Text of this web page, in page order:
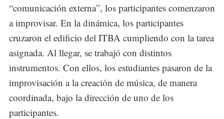
“comunicación externa”, los participantes comenzaron
a improvisar. En la dinámica, los participantes
cruzaron el edificio del ITBA cumpliendo con la tarea
asignada. Al llegar, se trabajó con distintos
instrumentos. Con ellos, los estudiantes pasaron de la
improvisación a la creación de música, de manera
coordinada, bajo la dirección de uno de los
participantes.